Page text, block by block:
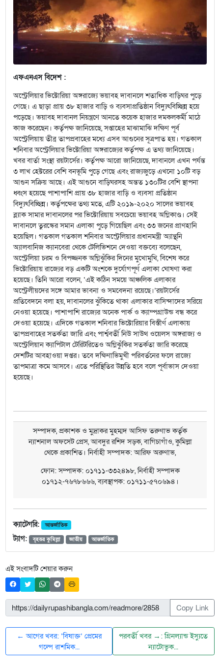
এফএনএস বিদেশ :
অস্ট্রেলিয়ার ভিক্টোরিয়া অঙ্গরাজ্যে ভয়াবহ দাবানলে শতাধিক বাড়িঘর পুড়ে
গেছে। এ ছাড়া প্রায় ৩৮ হাজার বাড়ি ও ব্যবসাপ্রতিষ্ঠান বিদ্যুৎবিচ্ছিন্ন হয়ে
পড়েছে। ভয়াবহ দাবানল নিয়ন্ত্রণে আনতে কয়েক হাজার দমকলকর্মী মাঠে
কাজ করেছেন। কর্তৃপক্ষ জানিয়েছে, সপ্তাহের মাঝামাঝি দক্ষিণ পূর্ব
অস্ট্রেলিয়ায় তীব্র তাপপ্রবাহের মধ্যে এসব আগুনের সূত্রপাত হয়। গতকাল
শনিবার অস্ট্রেলিয়ার ভিক্টোরিয়া অঙ্গরাজ্যের কর্তৃপক্ষ এ তথ্য জানিয়েছে।
খবর বার্তা সংস্থা রয়টার্সের। কর্তৃপক্ষ আরো জানিয়েছে, দাবানলে এখন পর্যন্ত
৩ লাখ হেক্টরের বেশি বনভূমি পুড়ে গেছে এবং রাজ্যজুড়ে এখনো ১০টি বড়
আগুন সক্রিয় আছে। এই আগুনে বাড়িঘরসহ অন্তত ১৩০টির বেশি স্থাপনা
ধ্বংস হয়েছে পাশাপাশি প্রায় ৩৮ হাজার বাড়ি ও ব্যবসা প্রতিষ্ঠান
বিদ্যুৎবিচ্ছিন্ন। কর্তৃপক্ষের তথ্য মতে, এটি ২০১৯-২০২০ সালের ভয়াবহ
ব্ল্যাক সামার দাবানলের পর ভিক্টোরিয়ায় সবচেয়ে ভয়াবহ অগ্নিকাণ্ড। সেই
দাবানলে তুরস্কের সমান এলাকা পুড়ে গিয়েছিল এবং ৩৩ জনের প্রাণহানি
হয়েছিল। গতকাল গতকাল শনিবার অস্ট্রেলিয়ার প্রধানমন্ত্রী অ্যান্থনি
অ্যালবানিজ ক্যানবেরা থেকে টেলিভিশনে দেওয়া বক্তব্যে বলেছেন,
অস্ট্রেলিয়া চরম ও বিপজ্জনক অগ্নিঝুঁকির দিনের মুখোমুখি, বিশেষ করে
ভিক্টোরিয়ায় রাজ্যের বড় একটি অংশকে দুর্যোগপূর্ণ এলাকা ঘোষণা করা
হয়েছে। তিনি আরো বলেন, ‘এই কঠিন সময়ে আঞ্চলিক এলাকার
অস্ট্রেলীয়দের সঙ্গে আমার ভাবনা ও সমবেদনা রয়েছে।’রয়টার্সের
প্রতিবেদনে বলা হয়, দাবানলের ঝুঁকিতে থাকা এলাকার বাসিন্দাদের সরিয়ে
নেওয়া হয়েছে। পাশাপাশি রাজ্যের অনেক পার্ক ও ক্যাম্পগ্রাউন্ড বন্ধ করে
দেওয়া হয়েছে। এদিকে গতকাল শনিবার ভিক্টোরিয়ার বিস্তীর্ণ এলাকায়
তাপপ্রবাহের সতর্কতা জারি এবং পার্শ্ববর্তী নিউ সাউথ ওয়েলস অঙ্গরাজ্য ও
অস্ট্রেলিয়ান ক্যাপিটাল টেরিটরিতেও অগ্নিঝুঁকির সতর্কতা জারি করেছে
দেশটির আবহাওয়া দপ্তর। তবে দক্ষিণাভিমুখী পরিবর্তনের ফলে রাজ্যে
তাপমাত্রা কমে আসবে। এতে পরিস্থিতির উন্নতি হবে বলে পূর্বাভাস দেওয়া
হয়েছে।
সম্পাদক, প্রকাশক ও মুদ্রাকর মুহম্মদ আসিফ তরুণাভ কর্তৃক
ন্যাশনাল অফসেট প্রেস, আবদুর রশিদ সড়ক, বাগিচাগাঁও, কুমিল্লা
থেকে প্রকাশিত। নির্বাহী সম্পাদক: আরিফ অরুণাভ,
ফোন: সম্পাদক: ০১৭১১-৩৩২৪৯৮, নির্বাহী সম্পাদক
০১৭১২-৭৬৭৮৬৬৬, ব্যবস্থাপক: ০১৭১১-৫৭০৬৯৪।
ক্যাটেগরি: আন্তর্জাতিক
ট্যাগ: বৃহত্তর কুমিল্লা জাতীয় আন্তর্জাতিক
এই সংবাদটি শেয়ার করুন
Copy Link
← আগের খবর: ‘বিষাক্ত’ প্রেমের
গল্পে রাশমিক...
পরবর্তী খবর →: গ্রিনল্যান্ড ইস্যুতে
ন্যাটোভুক...